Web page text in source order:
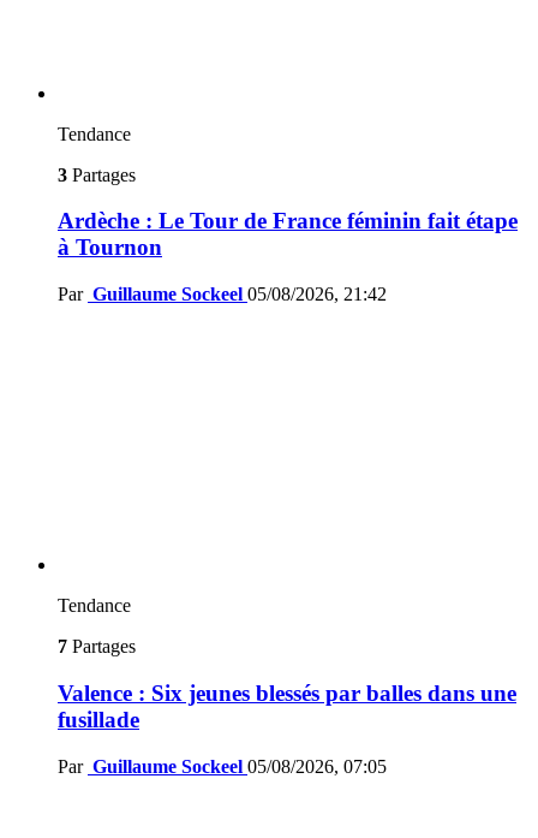
Tendance
3 Partages
Ardèche : Le Tour de France féminin fait étape
à Tournon
Par Guillaume Sockeel 05/08/2026, 21:42
Tendance
7 Partages
Valence : Six jeunes blessés par balles dans une
fusillade
Par Guillaume Sockeel 05/08/2026, 07:05